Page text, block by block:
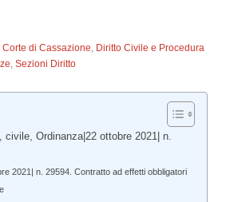
Corte di Cassazione, Diritto Civile e Procedura
,Sezioni Diritto
civile, Ordinanza|22 ottobre 2021| n.
2021| n. 29594. Contratto ad effetti obbligatori